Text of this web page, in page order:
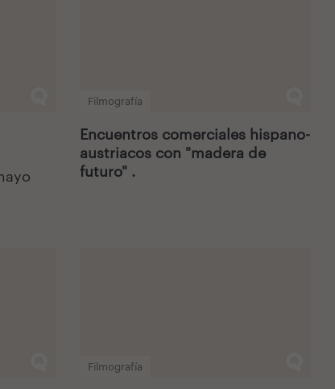
Filmografía
Encuentros comerciales hispano-
austriacos con "madera de
futuro" .
Filmografía